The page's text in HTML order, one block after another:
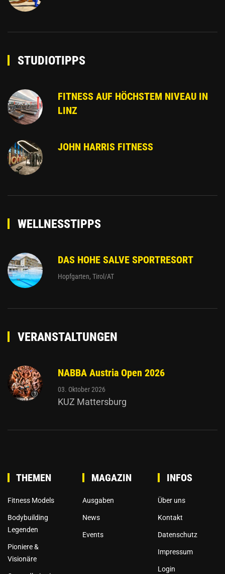
STUDIOTIPPS
FITNESS AUF HÖCHSTEM NIVEAU IN
LINZ
JOHN HARRIS FITNESS
WELLNESSTIPPS
DAS HOHE SALVE SPORTRESORT
Hopfgarten, Tirol/AT
VERANSTALTUNGEN
NABBA Austria Open 2026
03. Oktober 2026
KUZ Mattersburg
THEMEN
Fitness Models
Bodybuilding
Legenden
Pioniere &
Visionäre
MAGAZIN
Ausgaben
News
Events
INFOS
Über uns
Kontakt
Datenschutz
Impressum
Login